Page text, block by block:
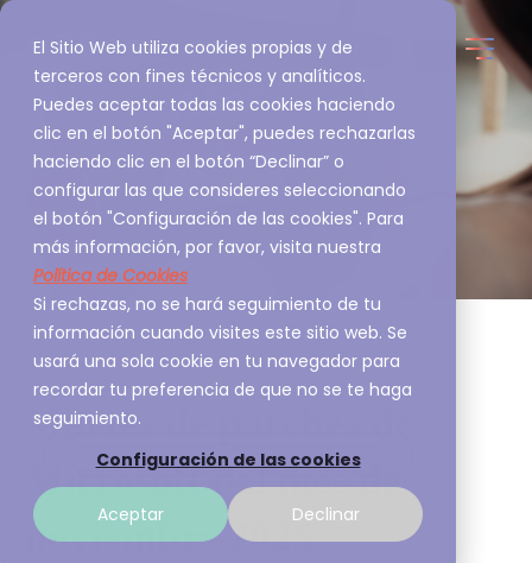
El Sitio Web utiliza cookies propias y de
terceros con fines técnicos y analíticos.
Puedes aceptar todas las cookies haciendo
clic en el botón "Aceptar", puedes rechazarlas
haciendo clic en el botón “Declinar” o
configurar las que consideres seleccionando
el botón "Configuración de las cookies". Para
más información, por favor, visita nuestra
Política de Cookies
Si rechazas, no se hará seguimiento de tu
información cuando visites este sitio web. Se
usará una sola cookie en tu navegador para
recordar tu preferencia de que no se te haga
seguimiento.
Configuración de las cookies
Aceptar Declinar
Martes de parches de
Microsoft del mes de
noviembre 2025